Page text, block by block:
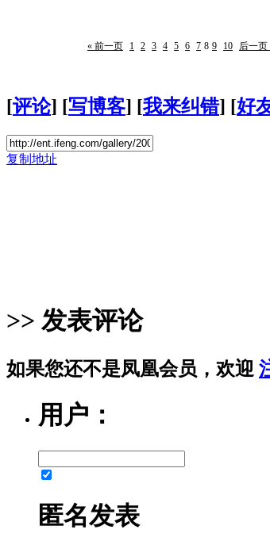
« 前一页 1 2 3 4 5 6 7 8 9 10 后一页
[评论] [写博客] [我来纠错] [好
复制地址
>> 发表评论
如果您还不是凤凰会员，欢迎
用户：
匿名发表